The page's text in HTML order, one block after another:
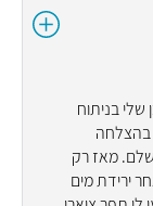
בניתוח
בהצלחה
ושלם. מאז רק
- עברתי הפלה/לידה בשבוע 19 לאחר ירידת מים